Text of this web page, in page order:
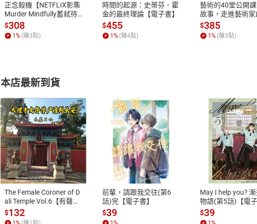
《尋妖誌：島嶼妖怪文化之旅》獲選文化部「第41次中小學生讀物選介」
朗讀者
陳余寬
付款方式
ATM轉帳、信用卡、LINE PAY、AFTEE
退換貨規範
本店是否提供消費者保護
之權利，遽消費者保護
除權合理例外情事適用
質各有不同規定。詳細
正念殺機【NETFLIX影集
Murder Mindfully蓄弒待
發】【電子書】
$308
1 % (賺3點)
時間的起源：史蒂芬．霍
金的最終理論【電子書】
$455
1 % (賺4點)
藝術的40堂公開
故事，走進藝術家
場，看藝術如何誕
何形塑人類生活【
書】
$385
1 % (賺3點)
本店最新到貨
The Female Coroner of D
ali Temple Vol.6【有聲
書】
$132
前輩，請跟我交往(第6
話)完【電子書】
$39
May I help you?
物語(第5話)【電子
$39